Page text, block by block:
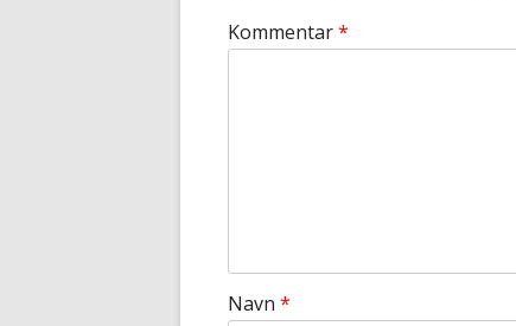
Kommentar*
Navn *